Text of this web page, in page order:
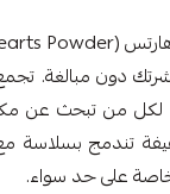
دون مبالغة.
لكل من تبحث عن
تندمج بسلاسة
على حد سواء.